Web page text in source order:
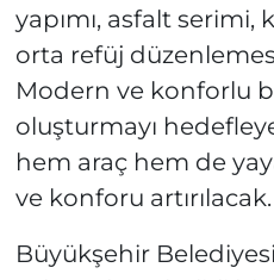
yapımı, asfalt serimi,
orta refüj
Modern ve konforlu
oluşturmayı
hem araç hem de
ve konforu artırılacak.
Büyükşehir